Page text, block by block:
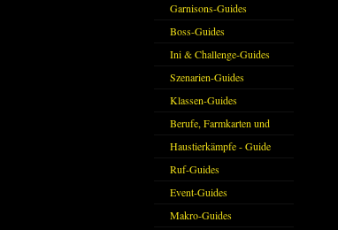
Garnisons-Guides
Boss-Guides
Ini & Challenge-Guides
Szenarien-Guides
Klassen-Guides
Berufe, Farmkarten und
Haustiere
Haustierkämpfe - Guide
Ruf-Guides
Event-Guides
Makro-Guides